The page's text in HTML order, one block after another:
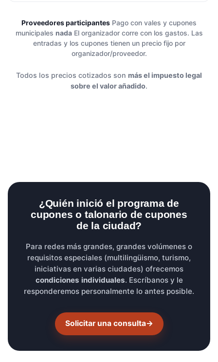
Proveedores participantes Pago con vales y cupones
municipales nadaEl organizador corre con los gastos. Las
entradas y los cupones tienen un precio fijo por
organizador/proveedor.
Todos los precios cotizados son más el impuesto legal
sobre el valor añadido.
¿Quién inició el programa de
cupones o talonario de cupones
de la ciudad?
Para redes más grandes, grandes volúmenes o
requisitos especiales (multilingüismo, turismo,
iniciativas en varias ciudades) ofrecemos
condiciones individuales. Escríbanos y le
responderemos personalmente lo antes posible.
Solicitar una consulta→